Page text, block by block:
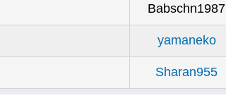
Babschn1987
yamaneko
Sharan955